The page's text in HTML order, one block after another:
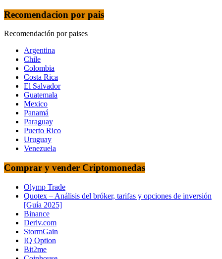
Recomendacion por pais
Recomendación por paises
Argentina
Chile
Colombia
Costa Rica
El Salvador
Guatemala
Mexico
Panamá
Paraguay
Puerto Rico
Uruguay
Venezuela
Comprar y vender Criptomonedas
Olymp Trade
Quotex – Análisis del bróker, tarifas y opciones de inversión
[Guía 2025]
Binance
Deriv.com
StormGain
IQ Option
Bit2me